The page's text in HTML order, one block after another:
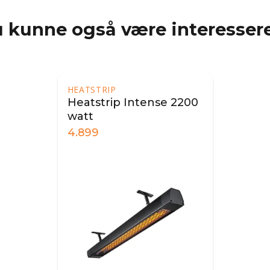
kunne også være
HEATSTRIP
Heatstrip Intense 2200
watt
4.899